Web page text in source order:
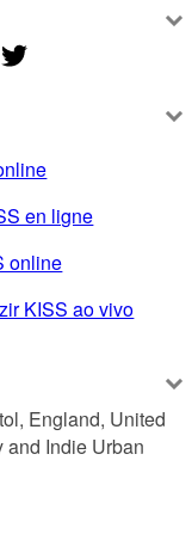
en ligne
online
KISS ao vivo
England, United
and Indie Urban